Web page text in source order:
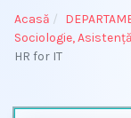
Acasă
Sociologie,
HR for IT